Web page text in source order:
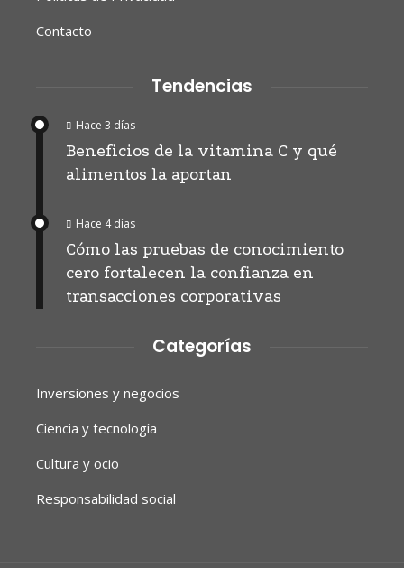
Contacto
Tendencias
Hace 3 días
Beneficios de la vitamina C y qué
alimentos la aportan
Hace 4 días
Cómo las pruebas de conocimiento
cero fortalecen la confianza en
transacciones corporativas
Categorías
Inversiones y negocios
Ciencia y tecnología
Cultura y ocio
Responsabilidad social